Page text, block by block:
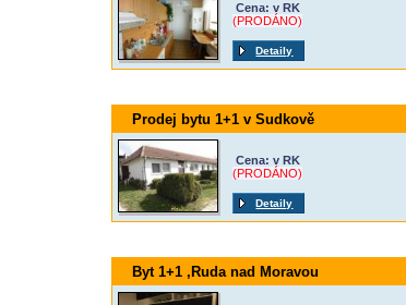
Cena: v RK
(PRODÁNO)
Detaily
Prodej bytu 1+1 v Sudkově
Cena: v RK
(PRODÁNO)
Detaily
Byt 1+1 ,Ruda nad Moravou